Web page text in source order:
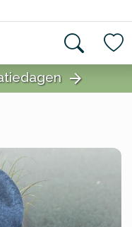
arrow_forward